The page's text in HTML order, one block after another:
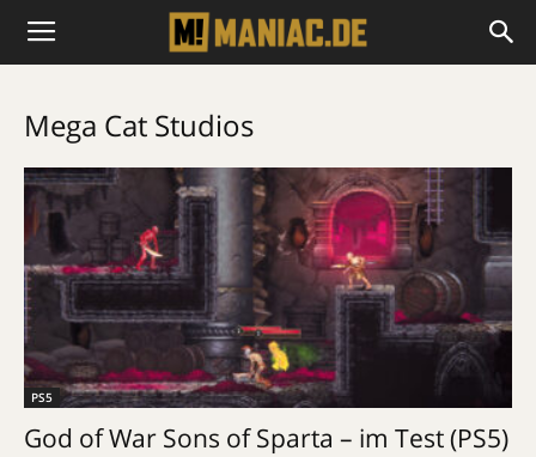
Mega Cat Studios
PS5
God of War Sons of Sparta – im Test (PS5)